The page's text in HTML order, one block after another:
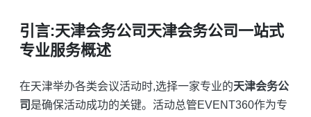
引言:天津会务公司天津会务公司一站式
专业服务概述
在天津举办各类会议活动时,选择一家专业的天津会务公
司 是确保活动成功的关键。活动总管EVENT360作为专